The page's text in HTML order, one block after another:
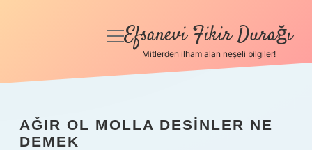
Anasayfa
Yasal Uyarı
menüyü
Efsanevi Fikir Durağı
Mitlerden ilham alan neşeli bilgiler!
AĞIR OL MOLLA DESINLER NE
DEMEK